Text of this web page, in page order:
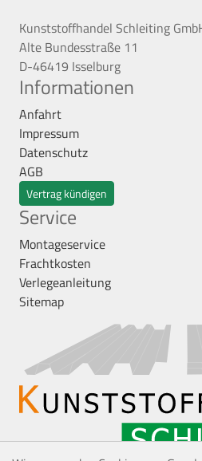
Kunststoffhandel Schleiting
Alte Bundesstraße 11
D-46419 Isselburg
Informationen
Anfahrt
Impressum
Datenschutz
AGB
Vertrag kündigen
Service
Montageservice
Frachtkosten
Verlegeanleitung
Sitemap